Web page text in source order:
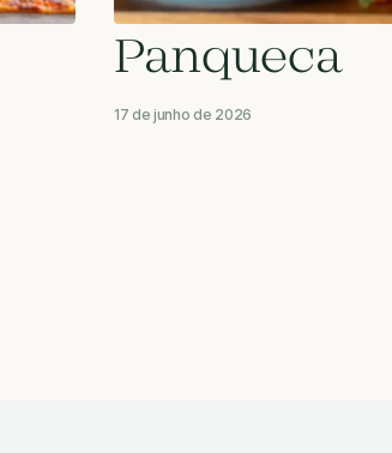
Panqueca
17 de junho de 2026